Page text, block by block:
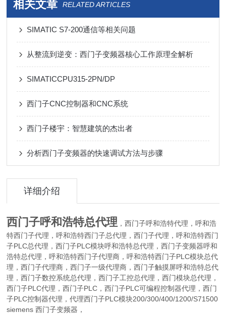
相关文章 RELATED ARTICLES
SIMATIC S7-200通信等相关问题
从整流到逆变：西门子变频器核心工作原理全解析
SIMATICCPU315-2PN/DP
西门子CNC控制器和CNC系统
西门子楼宇：智慧建筑的杰出者
分析西门子变频器的快速调试方法与步骤
详细介绍
西门子呼和浩特总代理 ，西门子呼和浩特代理，呼和浩
特西门子代理，呼和浩特西门子总代理，西门子代理，呼和浩特西门
子PLC总代理，西门子PLC模块呼和浩特总代理，西门子变频器呼和
浩特总代理，呼和浩特西门子代理商，呼和浩特西门子PLC模块总代
理，西门子代理商，西门子一级代理商，西门子触摸屏呼和浩特总代
理，西门子数控系统总代理，西门子工控总代理，西门模块总代理，
西门子PLC代理，西门子PLC，西门子PLC可编程控制器代理，西门
子PLC控制器代理，代理西门子PLC模块200/300/400/1200/S71500
siemens 西门子变频器，